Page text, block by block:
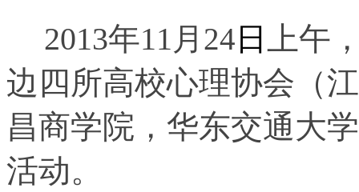
2013年11 月24 日 上午
边四所高校心理协会（
昌商学院，华东交通大
活动。